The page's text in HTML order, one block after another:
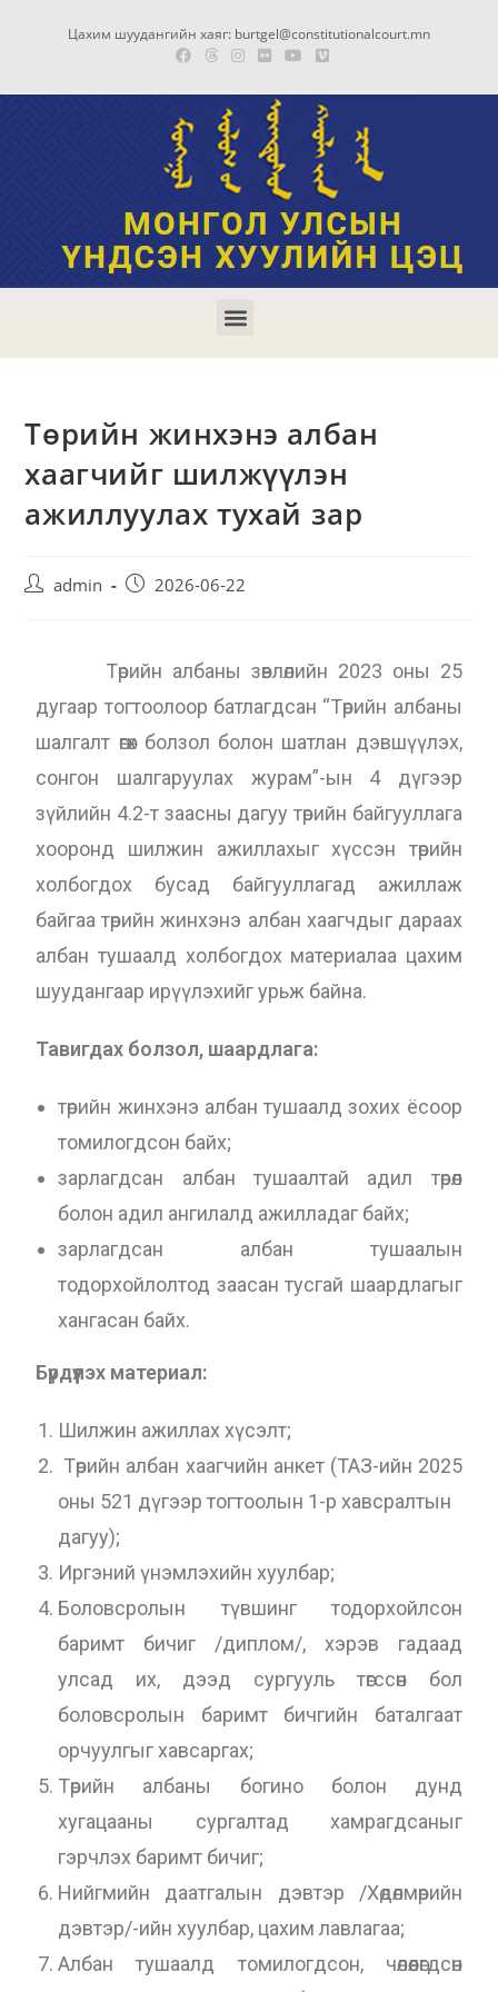
Цахим шуудангийн хаяг: burtgel@constitutionalcourt.mn
Төрийн жинхэнэ албан
хаагчийг шилжүүлэн
ажиллуулах тухай зар
admin 2026-06-22
Төрийн албаны зөвлөлийн 2023 оны 25
дугаар тогтоолоор батлагдсан “Төрийн албаны
шалгалт өгөх болзол болон шатлан дэвшүүлэх,
сонгон шалгаруулах журам”-ын 4 дүгээр
зүйлийн 4.2-т заасны дагуу төрийн байгууллага
хооронд шилжин ажиллахыг хүссэн төрийн
холбогдох бусад байгууллагад ажиллаж
байгаа төрийн жинхэнэ албан хаагчдыг дараах
албан тушаалд холбогдох материалаа цахим
шуудангаар ирүүлэхийг урьж байна.
Тавигдах болзол, шаардлага:
төрийн жинхэнэ албан тушаалд зохих ёсоор
томилогдсон байх;
зарлагдсан албан тушаалтай адил төрөл
болон адил ангилалд ажилладаг байх;
зарлагдсан албан тушаалын
тодорхойлолтод заасан тусгай шаардлагыг
хангасан байх.
Бүрдүүлэх материал:
Шилжин ажиллах хүсэлт;
Төрийн албан хаагчийн анкет (ТАЗ-ийн 2025
оны 521 дүгээр тогтоолын 1-р хавсралтын
дагуу);
Иргэний үнэмлэхийн хуулбар;
Боловсролын түвшинг тодорхойлсон
баримт бичиг /диплом/, хэрэв гадаад
улсад их, дээд сургууль төгссөн бол
боловсролын баримт бичгийн баталгаат
орчуулгыг хавсаргах;
Төрийн албаны богино болон дунд
хугацааны сургалтад хамрагдсаныг
гэрчлэх баримт бичиг;
Нийгмийн даатгалын дэвтэр /Хөдөлмөрийн
дэвтэр/-ийн хуулбар, цахим лавлагаа;
Албан тушаалд томилогдсон, чөлөөлөгдсөн